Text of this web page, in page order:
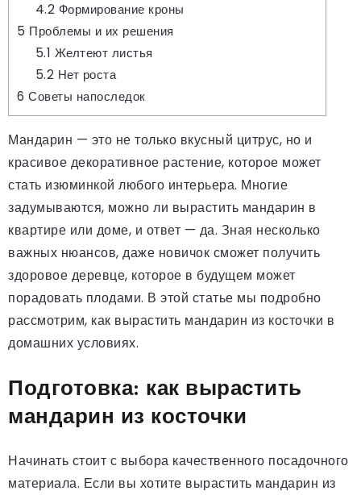
4.2 Формирование кроны
5 Проблемы и их решения
5.1 Желтеют листья
5.2 Нет роста
6 Советы напоследок
Мандарин — это не только вкусный цитрус, но и
красивое декоративное растение, которое может
стать изюминкой любого интерьера. Многие
задумываются, можно ли вырастить мандарин в
квартире или доме, и ответ — да. Зная несколько
важных нюансов, даже новичок сможет получить
здоровое деревце, которое в будущем может
порадовать плодами. В этой статье мы подробно
рассмотрим, как вырастить мандарин из косточки в
домашних условиях.
Подготовка: как вырастить
мандарин из косточки
Начинать стоит с выбора качественного посадочного
материала. Если вы хотите вырастить мандарин из